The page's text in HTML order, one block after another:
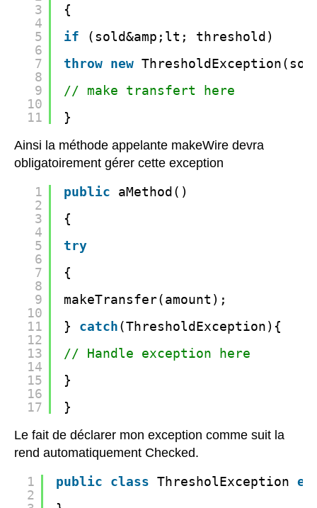
3
4
5
6
7
8
9
10
11
{
if
(sold&amp;lt; threshold)
throw new
// make transfert here
}
Ainsi la méthode appelante makeWire devra
obligatoirement gérer cette exception
1
2
3
4
5
6
7
8
9
10
11
12
13
14
15
16
17
public
aMethod()
{
try
{
makeTransfer(amount);
} catch(ThresholdException){
// Handle exception here
}
}
Le fait de déclarer mon exception comme suit la
rend automatiquement Checked.
1
2
public class ThresholException